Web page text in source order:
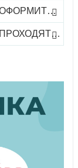
КАК ОФОРМИТЬ ЗАКАЗ КУРСА
КАК ПРОХОДЯТ ОНЛАЙН-КУРСЫ